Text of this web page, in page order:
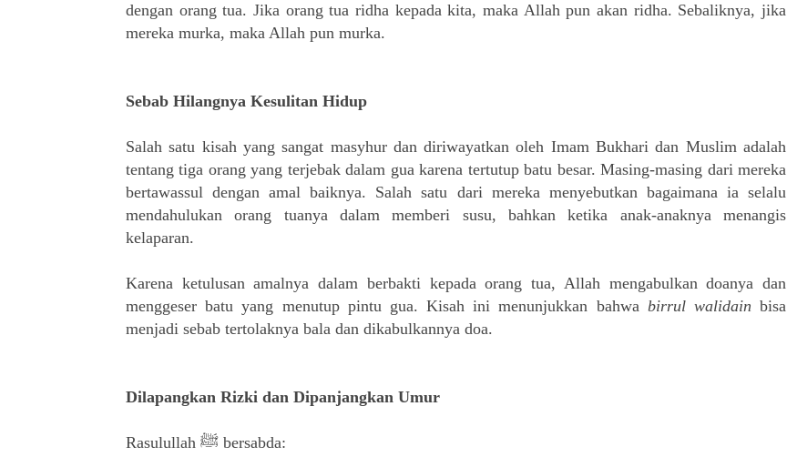
dengan orang tua. Jika orang tua ridha kepada kita, maka Allah pun akan ridha. Sebaliknya, jika
mereka murka, maka Allah pun murka.
Sebab Hilangnya Kesulitan Hidup
Salah satu kisah yang sangat masyhur dan diriwayatkan oleh Imam Bukhari dan Muslim adalah
tentang tiga orang yang terjebak dalam gua karena tertutup batu besar. Masing-masing dari mereka
bertawassul dengan amal baiknya. Salah satu dari mereka menyebutkan bagaimana ia selalu
mendahulukan orang tuanya dalam memberi susu, bahkan ketika anak-anaknya menangis
kelaparan.
Karena ketulusan amalnya dalam berbakti kepada orang tua, Allah mengabulkan doanya dan
menggeser batu yang menutup pintu gua. Kisah ini menunjukkan bahwa birrul walidain bisa
menjadi sebab tertolaknya bala dan dikabulkannya doa.
Dilapangkan Rizki dan Dipanjangkan Umur
Rasulullah ﷺ bersabda: